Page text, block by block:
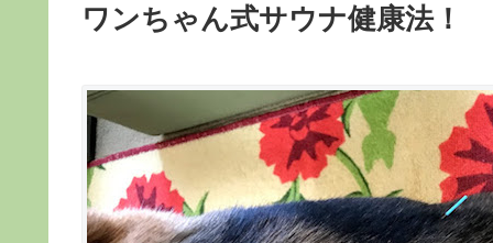
ワンちゃん式サウナ健康法！